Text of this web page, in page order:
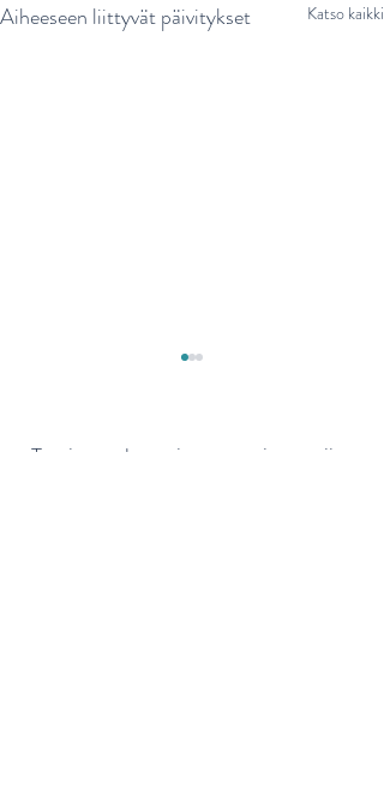
Aiheeseen liittyvät päivitykset Katso kaikki
Tarvitsetteko ravitsemusasiantuntijaa